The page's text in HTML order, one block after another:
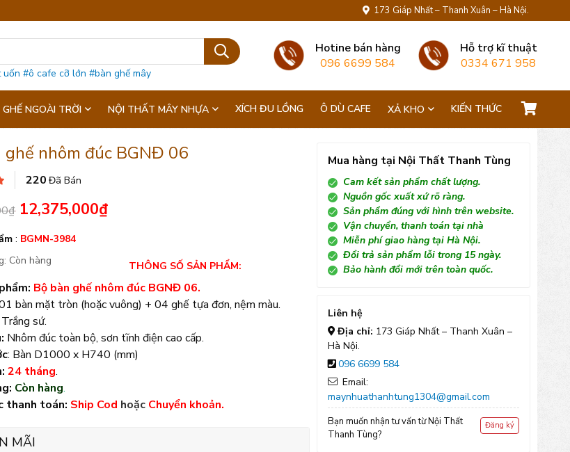
173 Giáp Nhất – Thanh Xuân – Hà Nội.
uốn #ô cafe cỡ lớn #bàn ghế mây
Hotine bán hàng
096 6699 584
Hỗ trợ kĩ thuật
0334 671 958
NGOÀI TRỜI NỘI THẤT MÂY NHỰA XÍCH ĐU LỒNG Ô DÙ CAFE XẢ KHO KIẾN THỨC
ghế nhôm đúc BGNĐ 06
220 Đã Bán
₫ 12,375,000₫
: BGMN-3984
Còn hàng THÔNG SỐ SẢN PHẨM:
Bộ bàn ghế nhôm đúc BGNĐ 06.
bàn mặt tròn (hoặc vuông) + 04 ghế tựa đơn, nệm màu.
Trắng sứ.
Nhôm đúc toàn bộ, sơn tĩnh điện cao cấp.
: Bàn D1000 x H740 (mm)
24 tháng.
Còn hàng.
thanh toán: Ship Cod hoặc Chuyển khoản.
MÃI
Mua hàng tại Nội Thất Thanh Tùng
Cam kết sản phẩm chất lượng.
Nguồn gốc xuất xứ rõ ràng.
Sản phẩm đúng với hình trên website.
Vận chuyển, thanh toán tại nhà
Miễn phí giao hàng tại Hà Nội.
Đổi trả sản phẩm lỗi trong 15 ngày.
Bảo hành đổi mới trên toàn quốc.
Liên hệ
Địa chỉ: 173 Giáp Nhất – Thanh Xuân –
Hà Nội.
096 6699 584
Email:
maynhuathanhtung1304@gmail.com
Bạn muốn nhận tư vấn từ Nội Thất
Thanh Tùng?
Đăng ký